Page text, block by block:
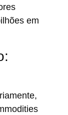
em